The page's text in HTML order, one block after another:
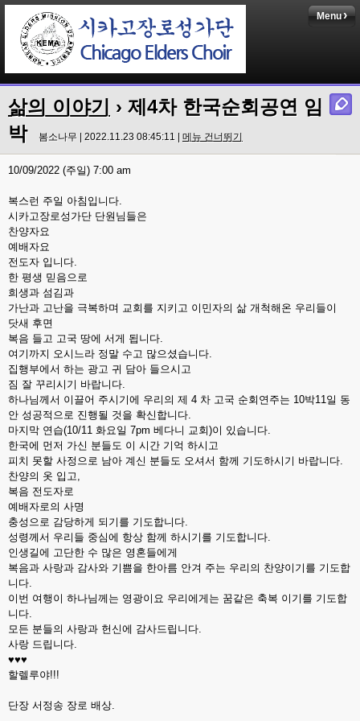
Menu
삶의 이야기
› 제4차 한국순회공연 임
박
봄소나무 | 2022.11.23 08:45:11 | 메뉴 건너뛰기
10/09/2022 (주일) 7:00 am
복스런 주일 아침입니다.
시카고장로성가단 단원님들은
찬양자요
예배자요
전도자 입니다.
한 평생 믿음으로
희생과 섬김과
가난과 고난을 극복하며 교회를 지키고 이민자의 삶 개척해온 우리들이
닷새 후면
복음 들고 고국 땅에 서게 됩니다.
여기까지 오시느라 정말 수고 많으셨습니다.
집행부에서 하는 광고 귀 담아 들으시고
짐 잘 꾸리시기 바랍니다.
하나님께서 이끌어 주시기에 우리의 제 4 차 고국 순회연주는 10박11일 동
안 성공적으로 진행될 것을 확신합니다.
마지막 연습(10/11 화요일 7pm 베다니 교회)이 있습니다.
한국에 먼저 가신 분들도 이 시간 기억 하시고
피치 못할 사정으로 남아 계신 분들도 오셔서 함께 기도하시기 바랍니다.
찬양의 옷 입고,
복음 전도자로
예배자로의 사명
충성으로 감당하게 되기를 기도합니다.
성령께서 우리들 중심에 항상 함께 하시기를 기도합니다.
인생길에 고단한 수 많은 영혼들에게
복음과 사랑과 감사와 기쁨을 한아름 안겨 주는 우리의 찬양이기를 기도합
니다.
이번 여행이 하나님께는 영광이요 우리에게는 꿈같은 축복 이기를 기도합
니다.
모든 분들의 사랑과 헌신에 감사드립니다.
사랑 드립니다.
♥♥♥
할렐루야!!!
단장 서정송 장로 배상.